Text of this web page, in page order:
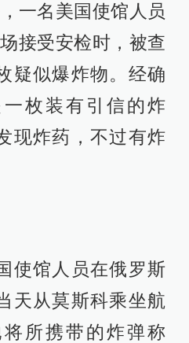
一名美国使馆人员
接受安检时，被查
疑似爆炸物。经确
枚装有引信的炸
现炸药，不过有炸
使馆人员在俄罗斯
天从莫斯科乘坐航
所携带的炸弹称